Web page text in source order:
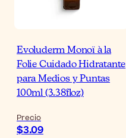
Evoluderm Monoï à la
Folie Cuidado Hidratante
para Medios y Puntas
100ml (3.38floz)
Precio
$3.09